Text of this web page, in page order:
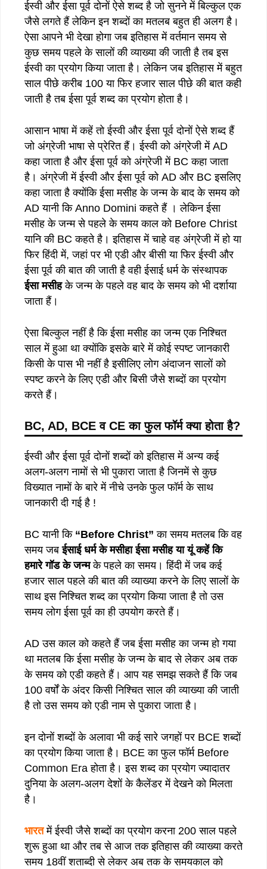
ईस्वी और ईसा पूर्व दोनों ऐसे शब्द है जो सुनने में बिल्कुल एक
जैसे लगते हैं लेकिन इन शब्दों का मतलब बहुत ही अलग है।
ऐसा आपने भी देखा होगा जब इतिहास में वर्तमान समय से
कुछ समय पहले के सालों की व्याख्या की जाती है तब इस
ईस्वी का प्रयोग किया जाता है। लेकिन जब इतिहास में बहुत
साल पीछे करीब 100 या फिर हजार साल पीछे की बात कही
जाती है तब ईसा पूर्व शब्द का प्रयोग होता है।
आसान भाषा में कहें तो ईस्वी और ईसा पूर्व दोनों ऐसे शब्द हैं
जो अंग्रेजी भाषा से प्रेरित हैं। ईस्वी को अंग्रेजी में AD
कहा जाता है और ईसा पूर्व को अंग्रेजी में BC कहा जाता
है। अंग्रेजी में ईस्वी और ईसा पूर्व को AD और BC इसलिए
कहा जाता है क्योंकि ईसा मसीह के जन्म के बाद के समय को
AD यानी कि Anno Domini कहते हैं । लेकिन ईसा
मसीह के जन्म से पहले के समय काल को Before Christ
यानि की BC कहते है। इतिहास में चाहे वह अंग्रेजी में हो या
फिर हिंदी में, जहां पर भी एडी और बीसी या फिर ईस्वी और
ईसा पूर्व की बात की जाती है वही ईसाई धर्म के संस्थापक
ईसा मसीहके जन्म के पहले वह बाद के समय को भी दर्शाया
जाता हैं।
ऐसा बिल्कुल नहीं है कि ईसा मसीह का जन्म एक निश्चित
साल में हुआ था क्योंकि इसके बारे में कोई स्पष्ट जानकारी
किसी के पास भी नहीं है इसीलिए लोग अंदाजन सालों को
स्पष्ट करने के लिए एडी और बिसी जैसे शब्दों का प्रयोग
करते हैं। ‌
BC, AD, BCE व CE का फुल फॉर्म क्या होता है?
ईस्वी और ईसा पूर्व दोनों शब्दों को इतिहास में अन्य कई
अलग-अलग नामों से भी पुकारा जाता है जिनमें से कुछ
विख्यात नामों के बारे में नीचे उनके फुल फॉर्म के साथ
जानकारी दी गई है !
BC यानी कि “Before Christ” का समय मतलब कि वह
समय जब ईसाई धर्म के मसीहा ईसा मसीह या यूं कहें कि
हमारे गॉड के जन्मके पहले का समय। हिंदी में जब कई
हजार साल पहले की बात की व्याख्या करने के लिए सालों के
साथ इस निश्चित शब्द का प्रयोग किया जाता है तो उस
समय लोग ईसा पूर्व का ही उपयोग करते हैं।
AD उस काल को कहते हैं जब ईसा मसीह का जन्म हो गया
था मतलब कि ईसा मसीह के जन्म के बाद से लेकर अब तक
के समय को एडी कहते हैं। आप यह समझ सकते हैं कि जब
100 वर्षों के अंदर किसी निश्चित साल की व्याख्या की जाती
है तो उस समय को एडी नाम से पुकारा जाता है।
इन दोनों शब्दों के अलावा भी कई सारे जगहों पर BCE शब्दों
का प्रयोग किया जाता है। BCE का फुल फॉर्म Before
Common Era होता है। इस शब्द का प्रयोग ज्यादातर
दुनिया के अलग-अलग देशों के कैलेंडर में देखने को मिलता
है।
भारतमें ईस्वी जैसे शब्दों का प्रयोग करना 200 साल पहले
शुरू हुआ था और तब से आज तक इतिहास की व्याख्या करते
समय 18वीं शताब्दी से लेकर अब तक के समयकाल को